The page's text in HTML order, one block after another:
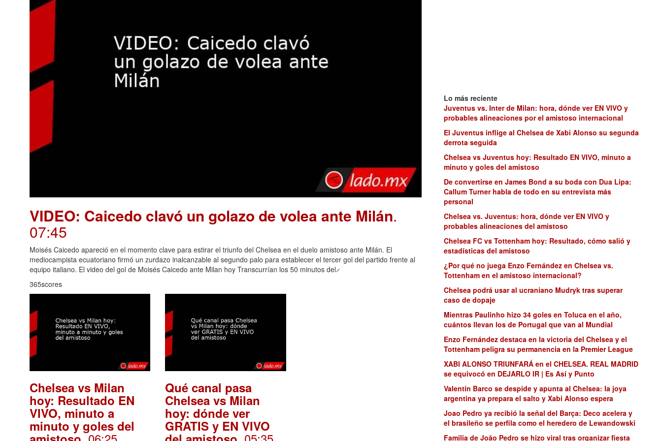
VIDEO: Caicedo clavó un golazo de volea ante Milán.
07:45
Moisés Caicedo apareció en el momento clave para estirar el triunfo del Chelsea en el duelo amistoso ante Milán. El
mediocampista ecuatoriano firmó un zurdazo inalcanzable al segundo palo para establecer el tercer gol del partido frente al
equipo italiano. El video del gol de Moisés Caicedo ante Milan hoy Transcurrían los 50 minutos del ̷
365scores
Chelsea vs Milan
hoy: Resultado EN
VIVO, minuto a
minuto y goles del
Qué canal pasa
Chelsea vs Milan
hoy: dónde ver
GRATIS y EN VIVO
Lo más reciente
Juventus vs. Inter de Milan: hora, dónde ver EN VIVO y
probables alineaciones por el amistoso internacional
El Juventus inflige al Chelsea de Xabi Alonso su segunda
derrota seguida
Chelsea vs Juventus hoy: Resultado EN VIVO, minuto a
minuto y goles del amistoso
De convertirse en James Bond a su boda con Dua Lipa:
Callum Turner habla de todo en su entrevista más
personal
Chelsea vs. Juventus: hora, dónde ver EN VIVO y
probables alineaciones del amistoso
Chelsea FC vs Tottenham hoy: Resultado, cómo salió y
estadísticas del amistoso
¿Por qué no juega Enzo Fernández en Chelsea vs.
Tottenham en el amistoso internacional?
Chelsea podrá usar al ucraniano Mudryk tras superar
caso de dopaje
Mientras Paulinho hizo 34 goles en Toluca en el año,
cuántos llevan los de Portugal que van al Mundial
Enzo Fernández destaca en la victoria del Chelsea y el
Tottenham peligra su permanencia en la Premier League
XABI ALONSO TRIUNFARÁ en el CHELSEA. REAL MADRID
se equivocó en DEJARLO IR | Es Así y Punto
Valentín Barco se despide y apunta al Chelsea: la joya
argentina ya prepara el salto y Xabi Alonso espera
Joao Pedro ya recibió la señal del Barça: Deco acelera y
el brasileño se perfila como el heredero de Lewandowski
Familia de João Pedro se hizo viral tras organizar fiesta